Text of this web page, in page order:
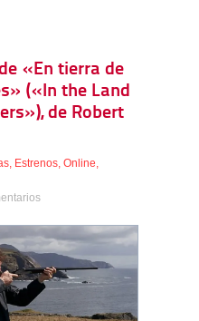
«En tierra de
(«In the Land
de Robert
, Estrenos, Online,